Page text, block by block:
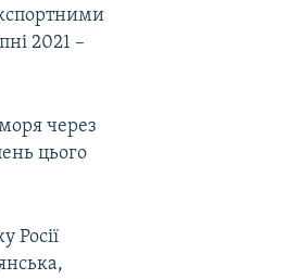
2021 –
через
цього
Росії